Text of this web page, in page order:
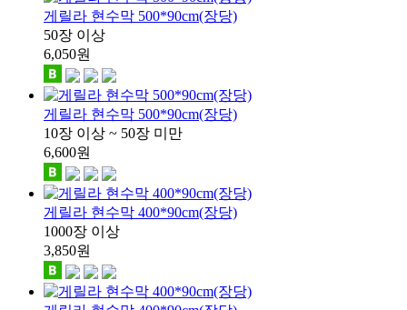
게릴라 현수막 500*90cm(장당)
50장 이상
6,050원
게릴라 현수막 500*90cm(장당)
10장 이상 ~ 50장 미만
6,600원
게릴라 현수막 400*90cm(장당)
1000장 이상
3,850원